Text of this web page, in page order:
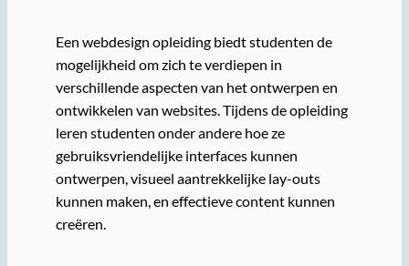
Een webdesign opleiding biedt studenten de
mogelijkheid om zich te verdiepen in
verschillende aspecten van het ontwerpen en
ontwikkelen van websites. Tijdens de opleiding
leren studenten onder andere hoe ze
gebruiksvriendelijke interfaces kunnen
ontwerpen, visueel aantrekkelijke lay-outs
kunnen maken, en effectieve content kunnen
creëren.